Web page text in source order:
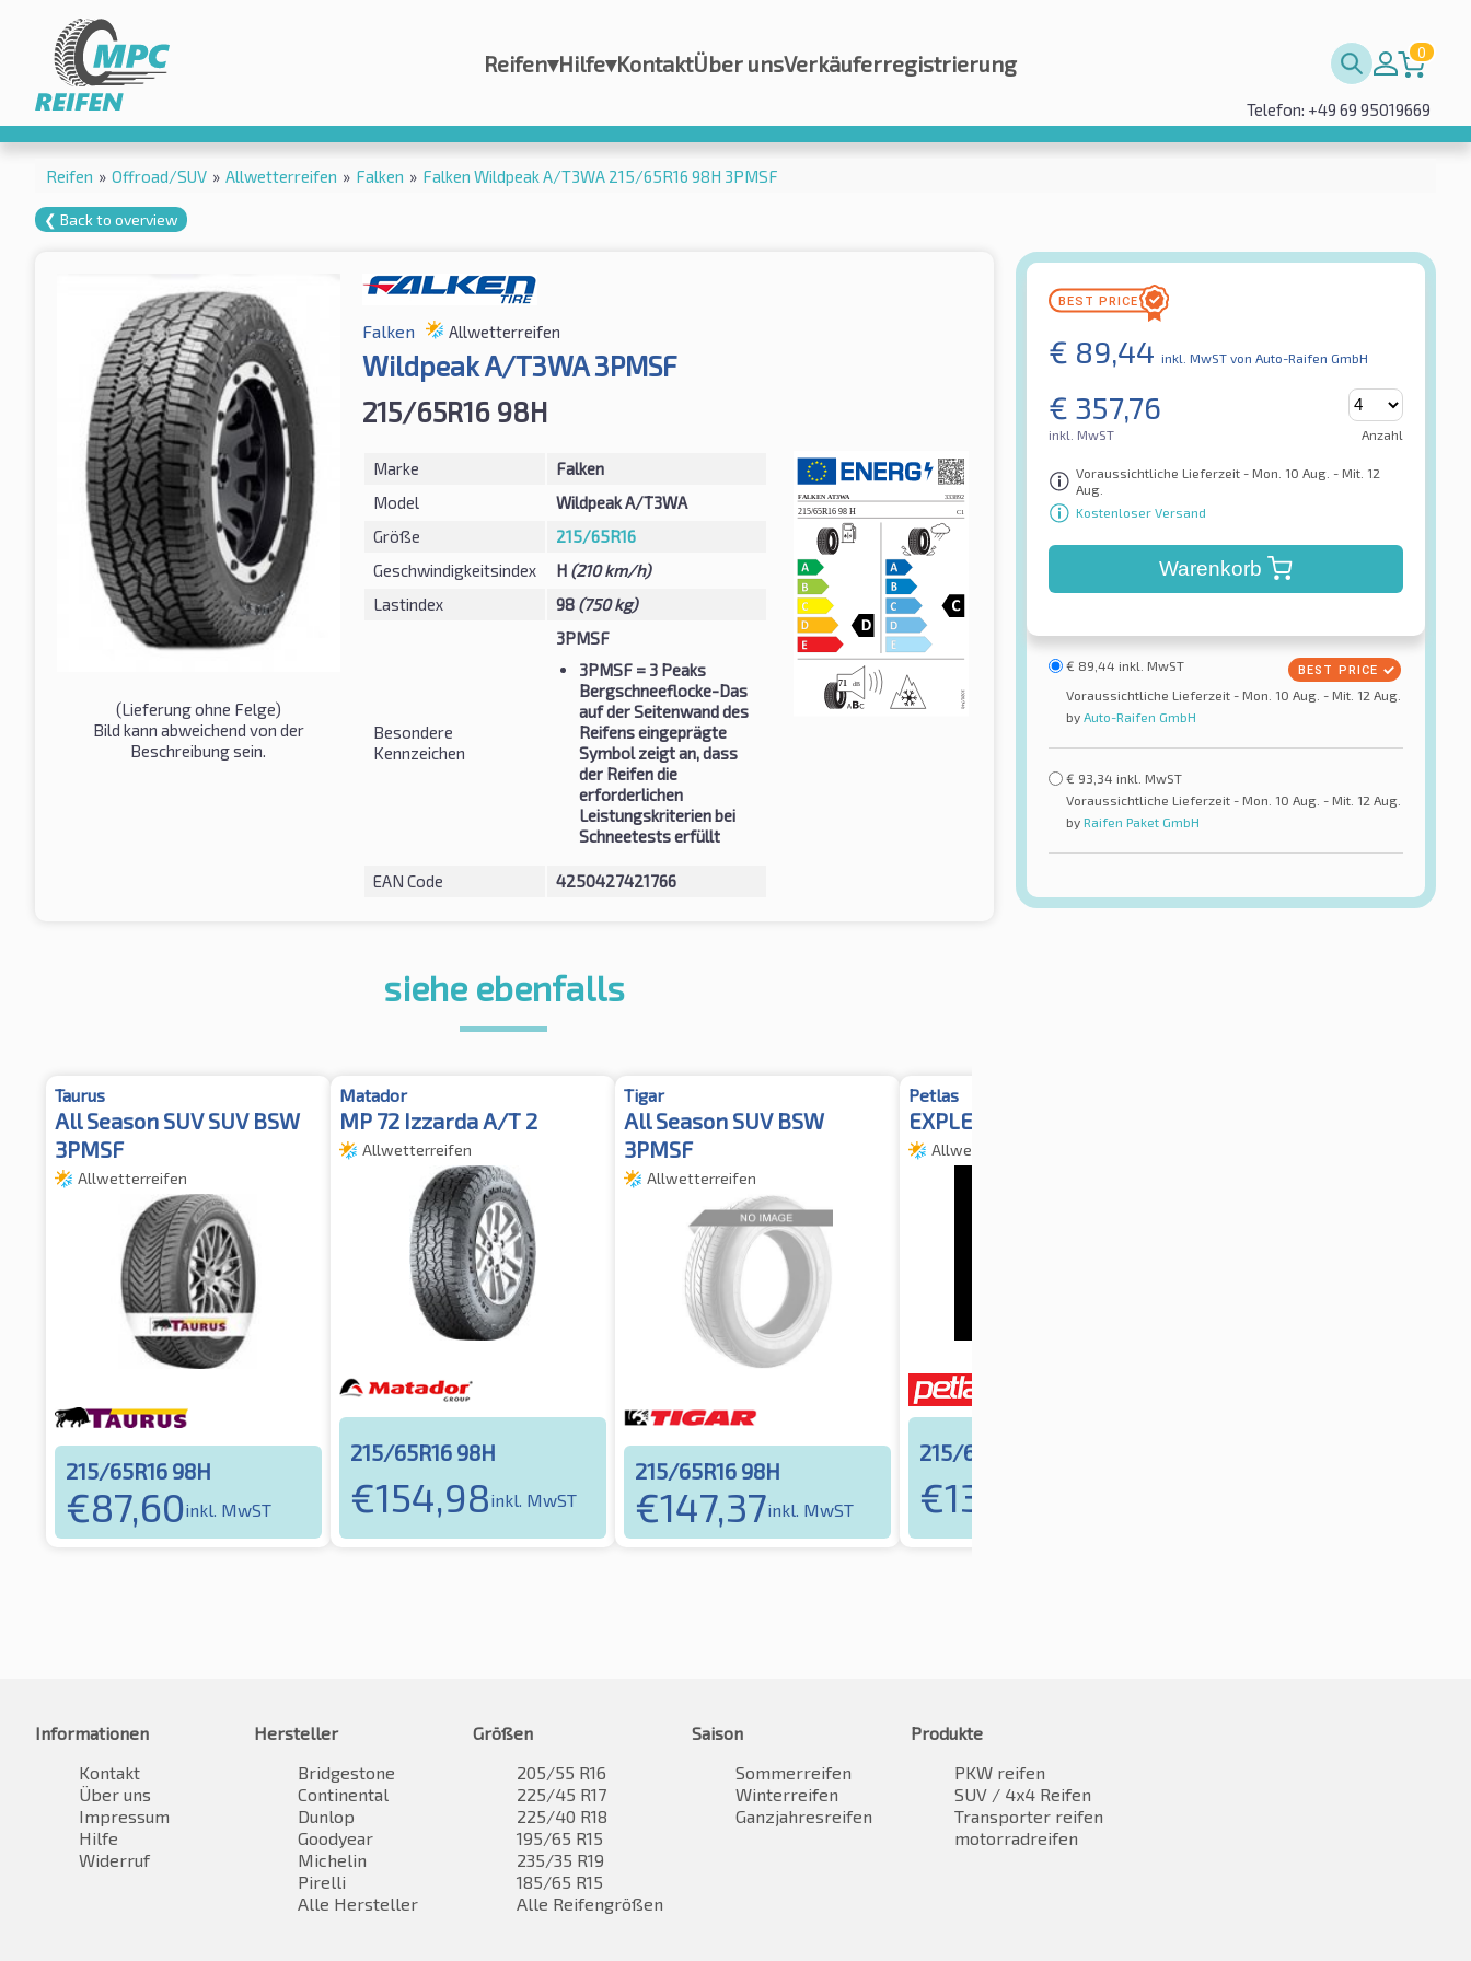
Reifen▾Hilfe▾KontaktÜber unsVerkäuferregistrierung 0
Telefon: +49 69 95019669
Reifen » Offroad/SUV » Allwetterreifen » Falken » Falken Wildpeak A/T3WA 215/65R16 98H 3PMSF
❮ Back to overview
(Lieferung ohne Felge)
Bild kann abweichend von der
Beschreibung sein.
Falken Allwetterreifen
Wildpeak A/T3WA 3PMSF
215/65R16 98H
Marke
Falken
Model
Wildpeak A/T3WA
Größe
215/65R16
Geschwindigkeitsindex
H (210 km/h)
Lastindex
98 (750 kg)
Besondere
Kennzeichen
3PMSF
3PMSF= 3 Peaks
Bergschneeflocke-Das
auf der Seitenwand des
Reifens eingeprägte
Symbol zeigt an, dass
der Reifen die
erforderlichen
Leistungskriterien bei
Schneetests erfüllt
EAN Code 4250427421766
€ 89,44 inkl. MwST von Auto-Raifen GmbH
€ 357,76
inkl. MwST Anzahl
Voraussichtliche Lieferzeit - Mon. 10 Aug. - Mit. 12
Aug.
Kostenloser Versand
Warenkorb
€ 89,44 inkl. MwST
Voraussichtliche Lieferzeit - Mon. 10 Aug. - Mit. 12 Aug.
by Auto-Raifen GmbH
€ 93,34 inkl. MwST
Voraussichtliche Lieferzeit - Mon. 10 Aug. - Mit. 12 Aug.
by Raifen Paket GmbH
siehe ebenfalls
Taurus
All Season SUV SUV BSW
3PMSF
Allwetterreifen
215/65R16 98H
€87,60inkl. MwST
Matador
MP 72 Izzarda A/T 2
Allwetterreifen
215/65R16 98H
€154,98inkl. MwST
Tigar
All Season SUV BSW
3PMSF
Allwetterreifen
215/65R16 98H
€147,37inkl. MwST
Petlas
EXPLERO / PT411 3PMSF
Allwetterreifen
215/65R16 98H
€130,63
Informationen
Kontakt
Über uns
Impressum
Hilfe
Widerruf
Hersteller
Bridgestone
Continental
Dunlop
Goodyear
Michelin
Pirelli
Alle Hersteller
Größen
205/55 R16
225/45 R17
225/40 R18
195/65 R15
235/35 R19
185/65 R15
Alle Reifengrößen
Saison
Sommerreifen
Winterreifen
Ganzjahresreifen
Produkte
PKW reifen
SUV / 4x4 Reifen
Transporter reifen
motorradreifen